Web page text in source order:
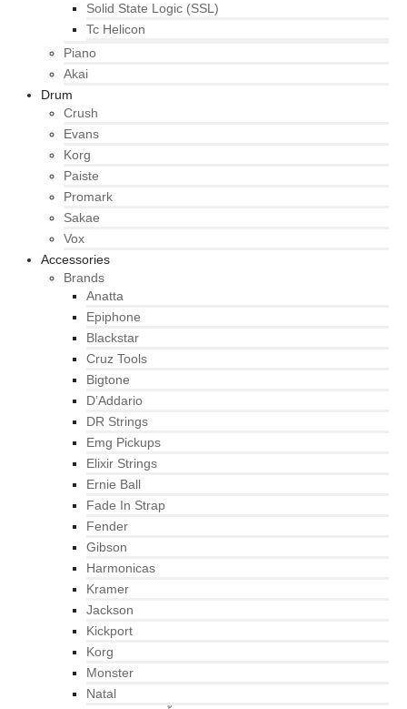
Solid State Logic (SSL)
Tc Helicon
Piano
Akai
Drum
Crush
Evans
Korg
Paiste
Promark
Sakae
Vox
Accessories
Brands
Anatta
Epiphone
Blackstar
Cruz Tools
Bigtone
D’Addario
DR Strings
Emg Pickups
Elixir Strings
Ernie Ball
Fade In Strap
Fender
Gibson
Harmonicas
Kramer
Jackson
Kickport
Korg
Monster
Natal